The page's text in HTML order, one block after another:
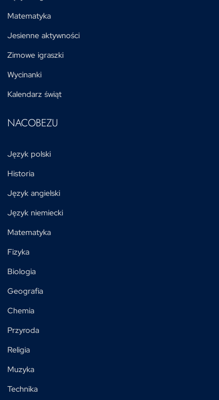
Matematyka
Jesienne aktywności
Zimowe igraszki
Wycinanki
Kalendarz świąt
NACOBEZU
Język polski
Historia
Język angielski
Język niemiecki
Matematyka
Fizyka
Biologia
Geografia
Chemia
Przyroda
Religia
Muzyka
Technika